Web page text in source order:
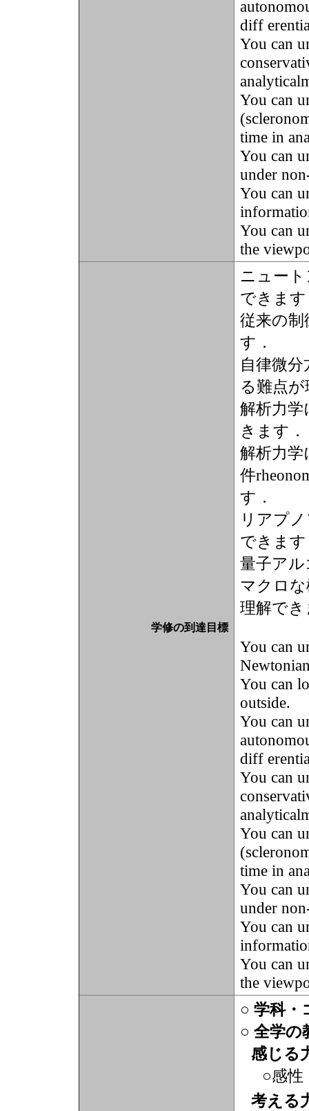
diff
You can
You can
time in
You can
under
You can
You can
the
学修の到達目標
ニュー
できま
従来の
す．
自律微
る難点
解析力学
きます．
解析力
件
す．
リアプ
できま
量子ア
マクロ
理解で
You can
You can
outside.
You can
diff
You can
You can
time in
You can
under
You can
You can
the
○ 学科・
○ 全学の
感じる
○感性
考える